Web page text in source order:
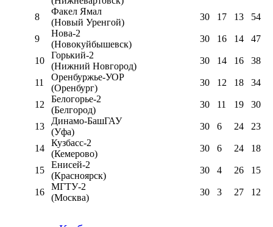
8
Факел Ямал
(Новый Уренгой)
30 17 13 54
9
Нова-2
(Новокуйбышевск)
30 16 14 47
10
Горький-2
(Нижний Новгород)
30 14 16 38
11
Оренбуржье-УОР
(Оренбург)
30 12 18 34
12
Белогорье-2
(Белгород)
30 11 19 30
13
Динамо-БашГАУ
(Уфа)
30 6 24 23
14
Кузбасс-2
(Кемерово)
30 6 24 18
15
Енисей-2
(Красноярск)
30 4 26 15
16
МГТУ-2
(Москва)
30 3 27 12